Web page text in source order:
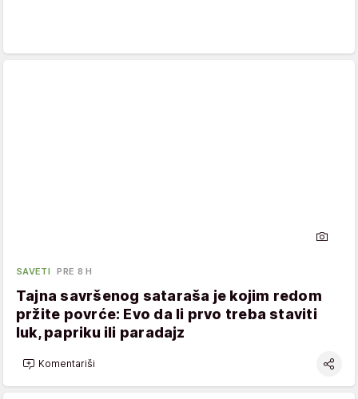
SAVETI PRE 8 H
Tajna savršenog sataraša je kojim redom
pržite povrće: Evo da li prvo treba staviti
luk, papriku ili paradajz
Komentariši